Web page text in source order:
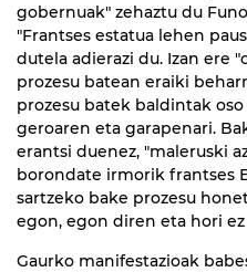
gobernuak" zehaztu du
"Frantses estatua lehen
dutela adierazi du. Izan ere
prozesu batean eraiki
prozesu batek baldintak
geroaren eta garapenari.
erantsi duenez, "maleruski
borondate irmorik frantses
sartzeko bake prozesu
egon, egon diren eta hori
Gaurko manifestazioak